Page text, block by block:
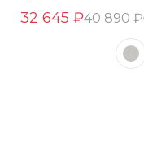
32 645 ₽40 890 ₽